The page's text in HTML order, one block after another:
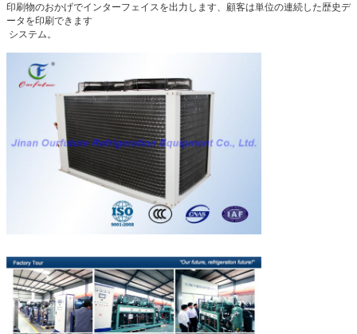
印刷物のおかげでインターフェイスを出力します、顧客は単位の連続した歴史デ
ータを印刷できます
システム。